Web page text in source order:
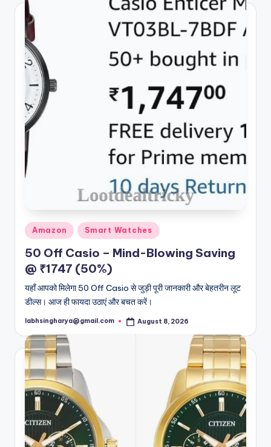
Posted
in
Amazon Smart Watches
50 Off Casio – Mind-Blowing Saving
@ ₹1747 (50%)
यहाँ आपको मिलेगा 50 Off Casio से जुड़ी पूरी जानकारी और बेहतरीन लूट
डील्स। आज ही फायदा उठाएं और बचत करें।
Posted
labhsingharya@gmail.com August 8, 2026